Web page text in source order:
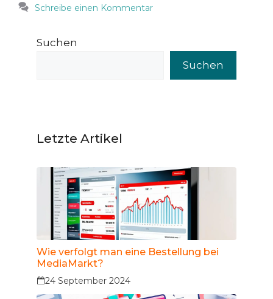
Schreibe einen Kommentar
Suchen
Suchen
Letzte Artikel
Wie verfolgt man eine Bestellung bei
MediaMarkt?
24 September 2024